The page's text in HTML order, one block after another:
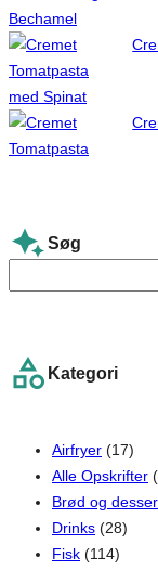
Søg
e
c
Kategori
Airfryer (17)
Alle Opskrifter
Brød og
Drinks (28)
Fisk (114)